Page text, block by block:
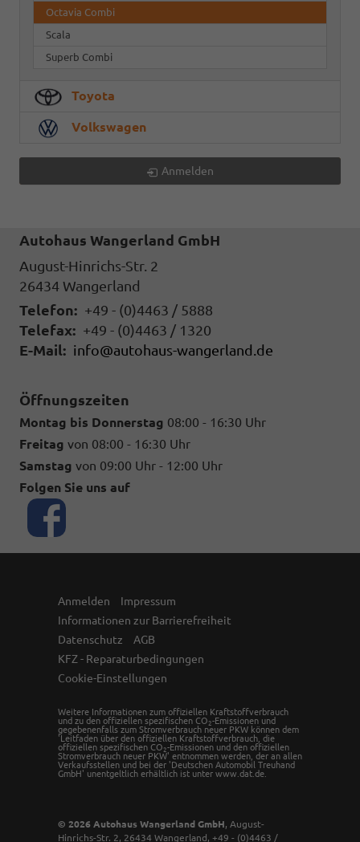
Octavia Combi
Scala
Superb Combi
Toyota
Volkswagen
Anmelden
Autohaus Wangerland GmbH
August-Hinrichs-Str. 2
26434 Wangerland
Telefon: +49 - (0)4463 / 5888
Telefax: +49 - (0)4463 / 1320
E-Mail: info@autohaus-wangerland.de
Öffnungszeiten
Montag bis Donnerstag 08:00 - 16:30 Uhr
Freitag von 08:00 - 16:30 Uhr
Samstag von 09:00 Uhr - 12:00 Uhr
Folgen Sie uns auf
Anmelden
Impressum
Informationen zur Barrierefreiheit
Datenschutz
AGB
KFZ - Reparaturbedingungen
Cookie-Einstellungen
Weitere Informationen zum offiziellen Kraftstoffverbrauch
und zu den offiziellen spezifischen CO 2-Emissionen und
gegebenenfalls zum Stromverbrauch neuer PKW können dem
'Leitfaden über den offiziellen Kraftstoffverbrauch, die
offiziellen spezifischen CO 2-Emissionen und den offiziellen
Stromverbrauch neuer PKW' entnommen werden, der an allen
Verkaufsstellen und bei der 'Deutschen Automobil Treuhand
GmbH' unentgeltlich erhältlich ist unter www.dat.de.
© 2026 Autohaus Wangerland GmbH, August-
Hinrichs-Str. 2, 26434 Wangerland, +49 - (0)4463 /